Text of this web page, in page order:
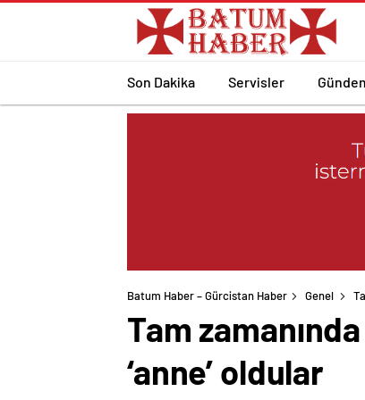
Son Dakika Servisler
Batum Haber – Gürcistan Haber Genel
Tam
‘anne’ oldular